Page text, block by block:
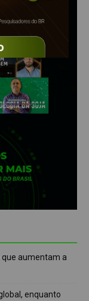
que aumentam a
enquanto